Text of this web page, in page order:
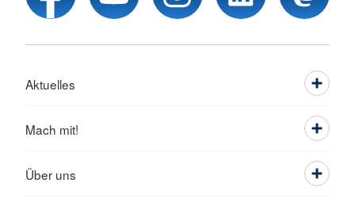
Aktuelles
Mach mit!
Über uns